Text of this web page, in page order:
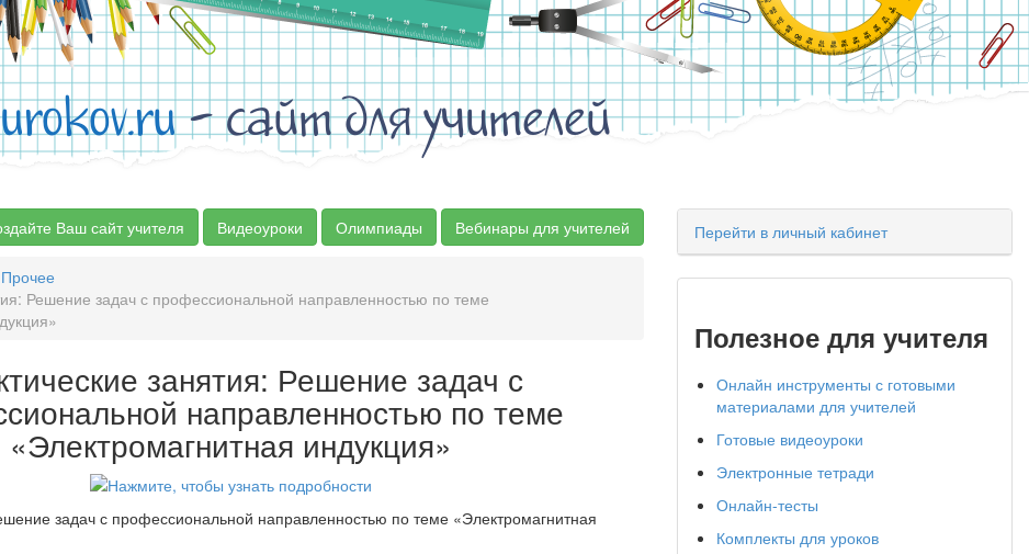
urokov.ru- сайт для учителей
Ваш сайт учителя Видеоуроки Олимпиады Вебинары для учителей
Прочее
Решение задач с профессиональной направленностью по теме
занятия: Решение задач с
направленностью по теме
«Электромагнитная индукция»
задач с профессиональной направленностью по теме «Электромагнитная
Перейти в личный кабинет
Полезное для учителя
Онлайн инструменты с готовыми
материалами для учителей
Готовые видеоуроки
Электронные тетради
Онлайн-тесты
Комплекты для уроков